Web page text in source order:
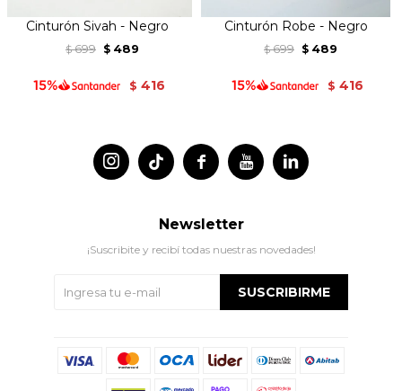
Cinturón Sivah - Negro
$ 699 $ 489
$ 416
Cinturón Robe - Negro
$ 699 $ 489
$ 416
 
 
Newsletter
¡Suscribite y recibí todas nuestras novedades!
SUSCRIBIRME